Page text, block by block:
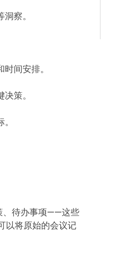
察。
间安排。
策。
、待办事项——这些
以将原始的会议记